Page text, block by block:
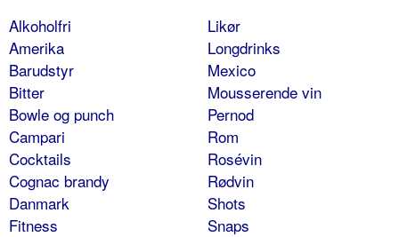
Alkoholfri
Amerika
Barudstyr
Bitter
Bowle og punch
Campari
Cocktails
Cognac brandy
Danmark
Fitness
Likør
Longdrinks
Mexico
Mousserende vin
Pernod
Rom
Rosévin
Rødvin
Shots
Snaps